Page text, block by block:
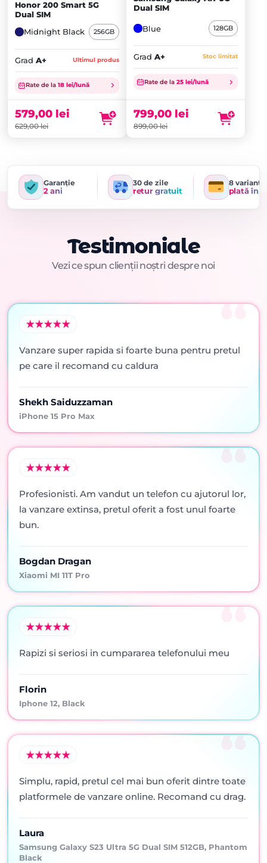
Honor 200 Smart 5G
Dual SIM
Midnight Black
256GB
Grad A+ Ultimul produs
Rate de la 18 lei/lună
629,00lei
Prețul
inițial
fost:
629,00 lei.
579,00 lei
Prețul
este:
579,00 lei.
Dual SIM
Blue 128GB
Grad A+ Stoc limitat
Rate de la 25 lei/lună
899,00lei
Prețul
inițial
fost:
899,00 lei.
799,00 lei
Prețul
este:
799,00 lei.
Garanție
2 ani
30 de zile
retur gratuit
8 variante
plată în
Testimoniale
Vezi ce spun clienții noștri despre noi
Vanzare super rapida si foarte buna pentru pretul
pe care il recomand cu caldura
Shekh Saiduzzaman
iPhone 15 Pro Max
Profesionisti. Am vandut un telefon cu ajutorul lor,
la vanzare extinsa, pretul oferit a fost unul foarte
bun.
Bogdan Dragan
Xiaomi MI 11T Pro
Rapizi si seriosi in cumpararea telefonului meu
Florin
Iphone 12, Black
Simplu, rapid, pretul cel mai bun oferit dintre toate
platformele de vanzare online. Recomand cu drag.
Laura
Samsung Galaxy S23 Ultra 5G Dual SIM 512GB, Phantom
Black